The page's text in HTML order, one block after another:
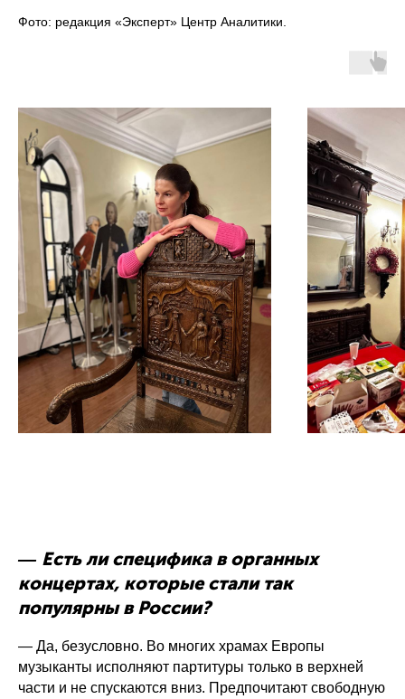
Фото: редакция «Эксперт» Центр Аналитики.
— Есть ли специфика в органных
концертах, которые стали так
популярны в России?
— Да, безусловно. Во многих храмах Европы
музыканты исполняют партитуры только в верхней
части и не спускаются вниз. Предпочитают свободную